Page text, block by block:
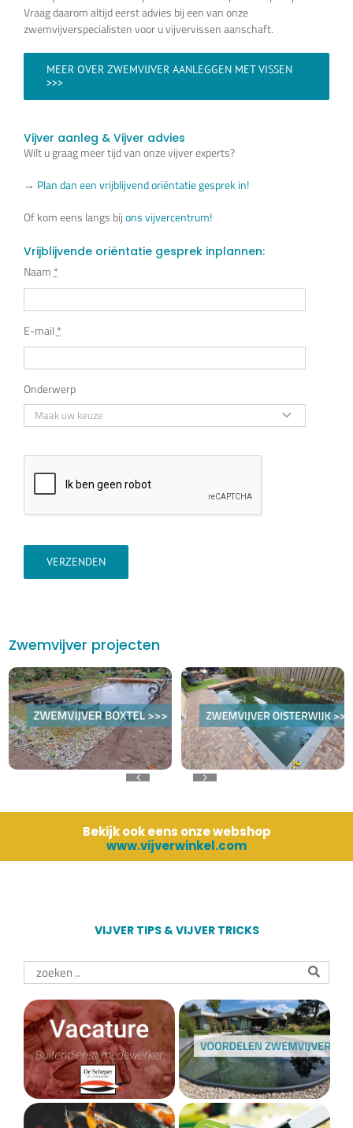
Vraag daarom altijd eerst advies bij een van onze
zwemvijverspecialisten voor u vijvervissen aanschaft.
MEER OVER ZWEMVIJVER AANLEGGEN MET VISSEN
>>>
Vijver aanleg & Vijver advies
Wilt u graag meer tijd van onze vijver experts?
→ Plan dan een vrijblijvend oriëntatie gesprek in!
Of kom eens langs bijons vijvercentrum!
Vrijblijvende oriëntatie gesprek inplannen:
Naam *
E-mail *
Onderwerp
VERZENDEN
Zwemvijver projecten
Bekijk ook eens onze webshop
www.vijverwinkel.com
VIJVER TIPS & VIJVER TRICKS